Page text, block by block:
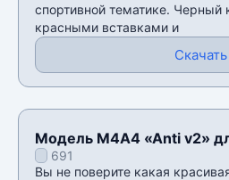
спортивной тематике. Черный
красными вставками и
Скачать
Модель М4А4 «Anti v2»
691
Вы не поверите какая